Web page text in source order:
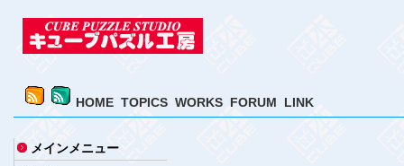
HOME TOPICS WORKS FORUM LINK
メインメニュー